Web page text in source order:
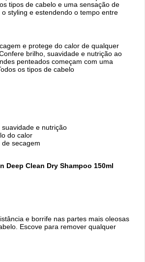
tipos de cabelo e uma sensação de
styling e estendendo o tempo entre
e protege do calor de qualquer
brilho, suavidade e nutrição ao
penteados começam com uma
os tipos de cabelo
e nutrição
do calor
secagem
Deep Clean Dry Shampoo 150ml
e borrife nas partes mais oleosas
Escove para remover qualquer